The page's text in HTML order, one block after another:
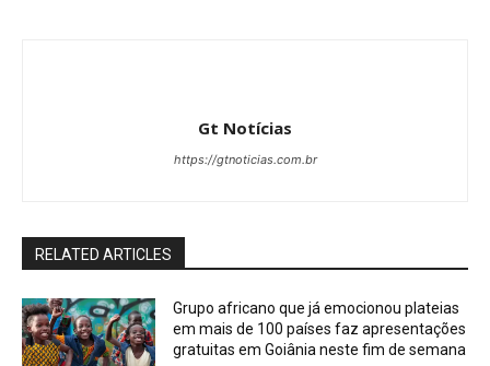
Gt Notícias
https://gtnoticias.com.br
RELATED ARTICLES
Grupo africano que já emocionou plateias
em mais de 100 países faz apresentações
gratuitas em Goiânia neste fim de semana